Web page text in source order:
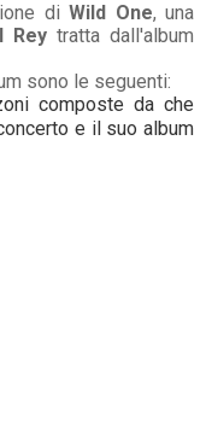
diWild One, una
Rey tratta dall'album
sono le seguenti:
composte da che
e il suo album